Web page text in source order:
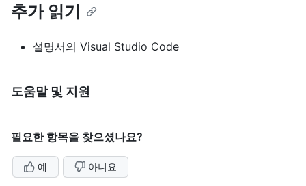
추가 읽기
설명서의 Visual Studio Code
도움말 및 지원
필요한 항목을 찾으셨나요?
예 아니요